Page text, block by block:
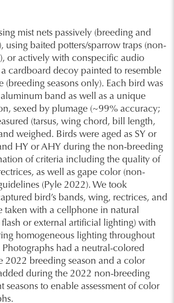
mist nets passively (breeding and
using baited potters/sparrow traps (non-
or actively with conspecific audio
cardboard decoy painted to resemble
(breeding seasons only). Each bird was
band as well as a unique
sexed by plumage (~99% accuracy;
(tarsus, wing chord, bill length,
weighed. Birds were aged as SY or
HY or AHY during the non-breeding
of criteria including the quality of
as well as gape color (non-
(Pyle 2022). We took
bird’s bands, wing, rectrices, and
taken with a cellphone in natural
or external artificial lighting) with
homogeneous lighting throughout
had a neutral-colored
2022 breeding season and a color
during the 2022 non-breeding
seasons to enable assessment of color